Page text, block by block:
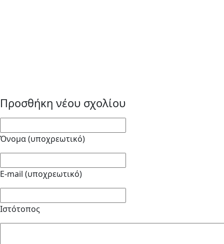
Προσθήκη νέου σχολίου
Όνομα (υποχρεωτικό)
E-mail (υποχρεωτικό)
Ιστότοπος